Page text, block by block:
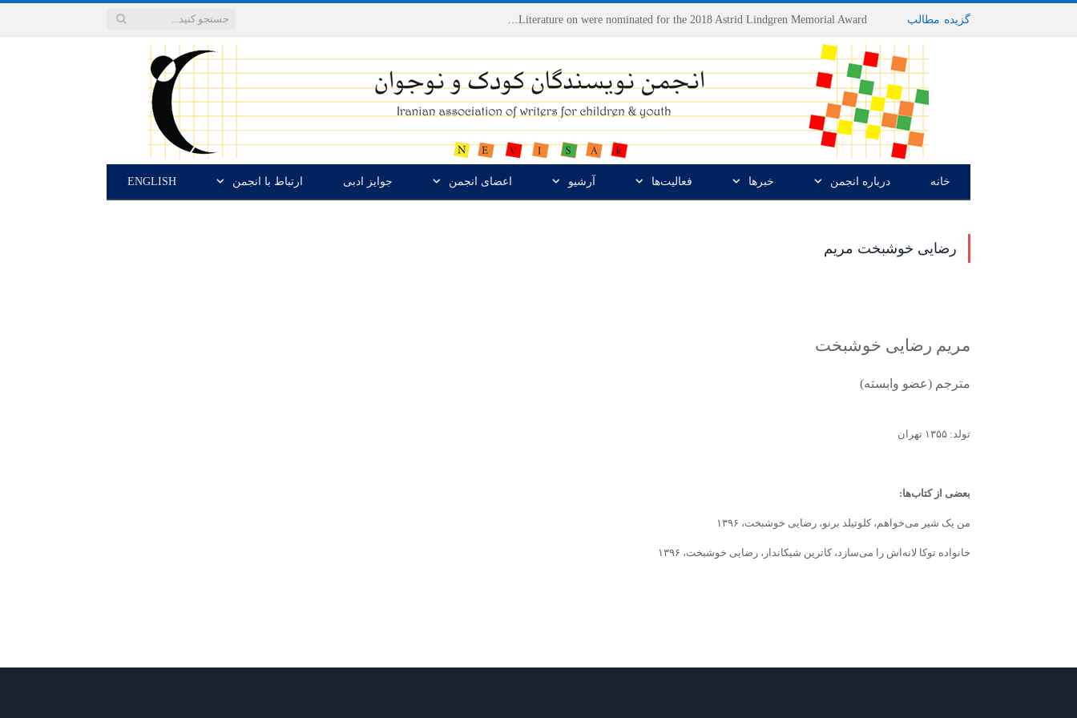
گزیده مطالب
خانه درباره انجمن خبرها فعالیت‌ها آرشیو اعضای انجمن جوایز ادبی ارتباط با انجمن ENGLISH
رضایی خوشبخت مریم
مریم رضایی خوشبخت
مترجم (عضو وابسته)
تولد: ۱۳۵۵ تهران
بعضی از کتاب‌ها:
من یک شیر می‌خواهم، کلوتیلد برنو، رضایی خوشبخت، ۱۳۹۶
خانواده توکا لانه‌اش را می‌سازد، کاترین شیکاندار، رضایی خوشبخت، ۱۳۹۶